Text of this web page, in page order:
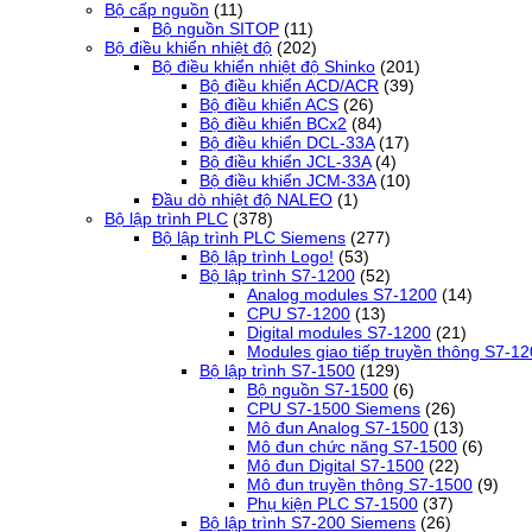
Bộ cấp nguồn (11)
Bộ nguồn SITOP (11)
Bộ điều khiển nhiệt độ (202)
Bộ điều khiển nhiệt độ Shinko (201)
Bộ điều khiển ACD/ACR (39)
Bộ điều khiển ACS (26)
Bộ điều khiển BCx2 (84)
Bộ điều khiển DCL-33A (17)
Bộ điều khiển JCL-33A (4)
Bộ điều khiển JCM-33A (10)
Đầu dò nhiệt độ NALEO (1)
Bộ lập trình PLC (378)
Bộ lập trình PLC Siemens (277)
Bộ lập trình Logo! (53)
Bộ lập trình S7-1200 (52)
Analog modules S7-1200 (14)
CPU S7-1200 (13)
Digital modules S7-1200 (21)
Modules giao tiếp truyền thông S7-
Bộ lập trình S7-1500 (129)
Bộ nguồn S7-1500 (6)
CPU S7-1500 Siemens (26)
Mô đun Analog S7-1500 (13)
Mô đun chức năng S7-1500 (6)
Mô đun Digital S7-1500 (22)
Mô đun truyền thông S7-1500 (9)
Phụ kiện PLC S7-1500 (37)
Bộ lập trình S7-200 Siemens (26)